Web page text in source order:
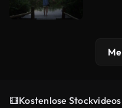
Kostenlose Stockvideos